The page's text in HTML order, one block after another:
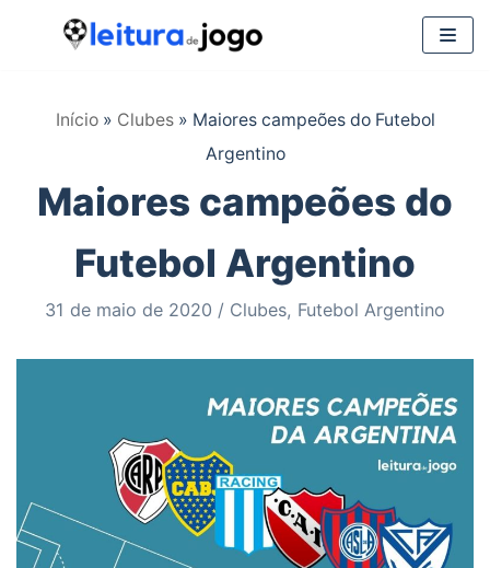
Início» Clubes» Maiores campeões do Futebol
Argentino
Maiores campeões do
Futebol Argentino
31 de maio de 2020 Clubes, Futebol Argentino